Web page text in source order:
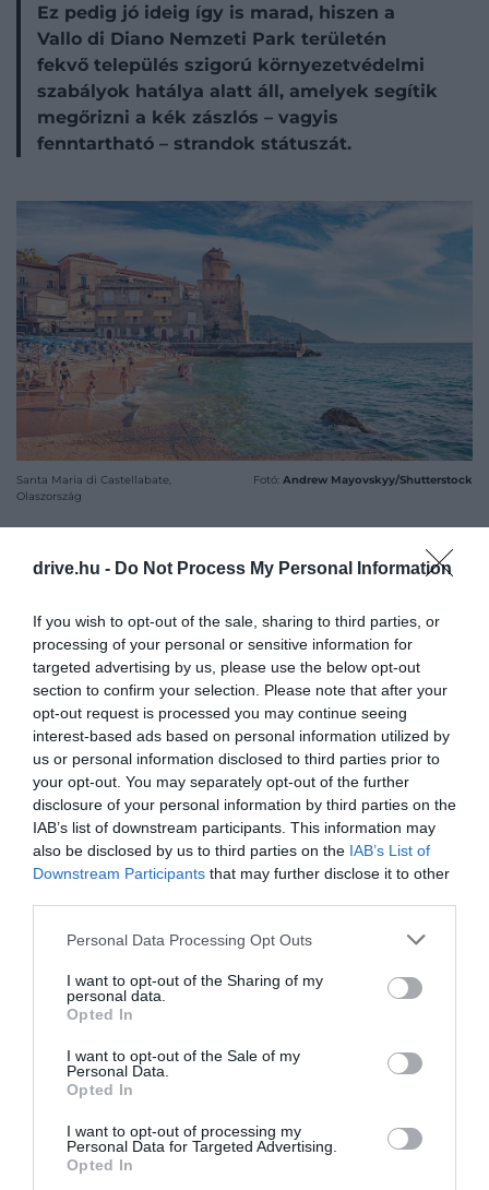
drive.hu - Do Not Process My Personal Information
If you wish to opt-out of the sale, sharing to third parties, or
processing of your personal or sensitive information for
targeted advertising by us, please use the below opt-out
section to confirm your selection. Please note that after your
opt-out request is processed you may continue seeing
interest-based ads based on personal information utilized by
us or personal information disclosed to third parties prior to
your opt-out. You may separately opt-out of the further
disclosure of your personal information by third parties on the
IAB’s list of downstream participants. This information may
also be disclosed by us to third parties on the IAB’s List of
Downstream Participants that may further disclose it to other
Please note that this website/app uses one or more Google
not limited to your visit or usage behaviour. You may click to
grant or deny consent to Google and its third-party tags to
use your data for below specified purposes in below Google
consent section.
Personal Data Processing Opt Outs
I want to opt-out of the Sharing of my
personal data.
Opted In
I want to opt-out of the Sale of my
Personal Data.
Opted In
I want to opt-out of processing my
Personal Data for Targeted Advertising.
Opted In
Ez pedig jó ideig így is marad, hiszen a
Vallo di Diano Nemzeti Park területén
fekvő település szigorú környezetvédelmi
szabályok hatálya alatt áll, amelyek segítik
megőrizni a kék zászlós – vagyis
fenntartható – strandok státuszát.
Santa Maria di Castellabate,
Olaszország
Fotó: Andrew Mayovskyy/Shutterstock
TÖKÉLETES ÖSSZHANGJA
A régió jól ismert tradicionális dél-olasz konyhájáról,
amely nagyban a mediterrán étrend egészséges
oldalára épül. Kevesebb tészta és pizza, több hal és
szezonális alapanyag jellemzi, ami változatos és
tápláló étkezést tesz lehetővé. Nem véletlen, hogy
Santa Maria di Castellabate környékén különösen
magas a százéves kort megélők aránya.
A frissen fogott szardella mellett érdemes
megkóstolni a helyi specialitásokat is, mint
helyben készült bivalymozzarellát.
Ez is érdekelhet:
Olaszország féltve őrzött
termálszigete, ami az Amalfi-part
szépségével vetekszik